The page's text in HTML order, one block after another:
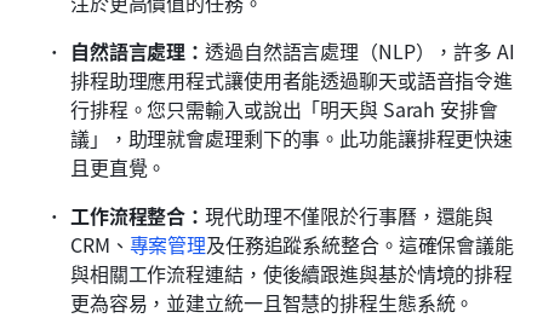
自然語言處理：透過自然語言處理（NLP），許多 AI
排程助理應用程式讓使用者能透過聊天或語音指令進
行排程。您只需輸入或說出「明天與 Sarah 安排會
議」，助理就會處理剩下的事。此功能讓排程更快速
且更直覺。
工作流程整合：現代助理不僅限於行事曆，還能與
CRM、 專案管理及任務追蹤系統整合。這確保會議能
與相關工作流程連結，使後續跟進與基於情境的排程
更為容易，並建立統一且智慧的排程生態系統。